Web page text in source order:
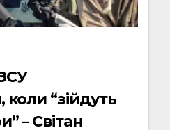
коли “зійдуть
– Світан